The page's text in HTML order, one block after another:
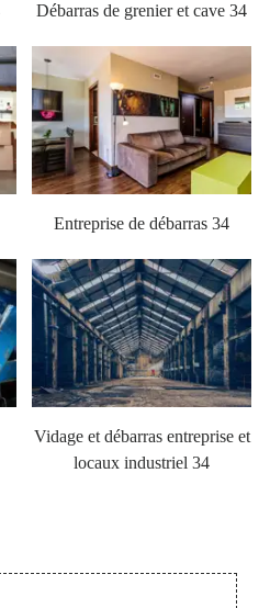
Débarras de grenier et cave 34
Entreprise de débarras 34
Vidage et débarras entreprise et
locaux industriel 34